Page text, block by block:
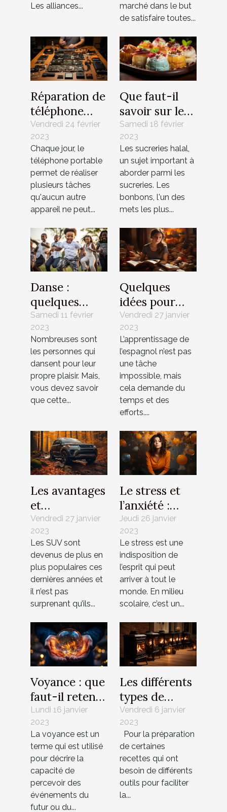
Les alliances...
marché dans le but
de satisfaire toutes...
Réparation de
téléphone
portable :
pourquoi
recourir à un
professionnel
?
Vendredi 24 février
2023
Chaque jour, le
téléphone portable
permet de réaliser
plusieurs tâches
qu'aucun autre
appareil ne peut...
Que faut-il
savoir sur les
bonbons
halal ?
Samedi 18 février
2023
Les sucreries halal,
un sujet important à
aborder parmi les
sucreries. Les
bonbons, l'un des
mets les plus...
Danse :
quelques
bienfaits sur
la santé
Samedi 11 février
2023
Nombreuses sont
les personnes qui
dansent pour leur
propre plaisir. Mais,
vous devez savoir
que cette...
Quelques
idées pour
apprendre
l’espagnol
Vendredi 27 janvier
2023
L’apprentissage de
l’espagnol n’est pas
une tâche
impossible, mais
cela demande du
temps et des
efforts....
Les avantages
et
inconvénients
des SUV
Vendredi 27 janvier
2023
Les SUV sont
devenus de plus en
plus populaires ces
dernières années et
il n’est pas
surprenant qu’ils...
Le stress et
l’anxiété :
comment les
combattre ?
Jeudi 26 janvier
2023
Le stress est une
indisposition de
l’esprit qui peut
arriver à tout le
monde. En milieu
scolaire, c’est un...
Voyance : que
faut-il retenir
à ce sujet ?
Lundi 16 janvier
2023
La voyance est un
terme qui est utilisé
pour décrire la
capacité de
percevoir des
événements du
futur ou du...
Les différents
types de
poêles
Vendredi 6 janvier
2023
Pour la préparation
de certaines
recettes qui ont
besoin de différents
outils pour faciliter
la...